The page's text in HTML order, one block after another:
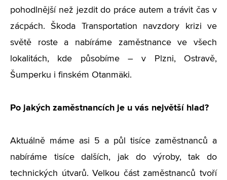
pohodlnější než jezdit do práce autem a trávit čas v
zácpách. Škoda Transportation navzdory krizi ve
světě roste a nabíráme zaměstnance ve všech
lokalitách, kde působíme – v Plzni, Ostravě,
Šumperku i finském Otanmäki.
Po jakých zaměstnancích je u vás největší hlad?
Aktuálně máme asi 5 a půl tisíce zaměstnanců a
nabíráme tisíce dalších, jak do výroby, tak do
technických útvarů. Velkou část zaměstnanců tvoří